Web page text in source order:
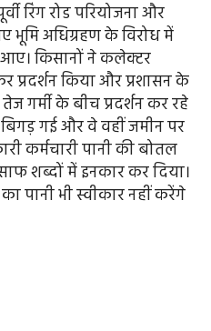
रिंग रोड परियोजना और
भूमि अधिग्रहण के विरोध में
किसानों ने कलेक्टर
प्रदर्शन किया और प्रशासन के
गर्मी के बीच प्रदर्शन कर रहे
गई और वे वहीं जमीन पर
कर्मचारी पानी की बोतल
शब्दों में इनकार कर दिया।
पानी भी स्वीकार नहीं करेंगे